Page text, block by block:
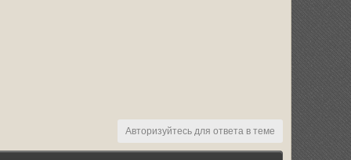
Авторизуйтесь для ответа в теме